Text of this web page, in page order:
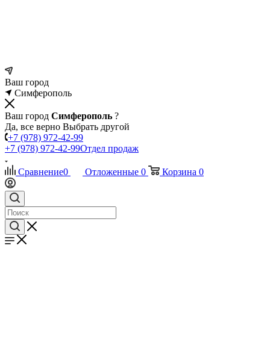
Ваш город
Симферополь
Ваш город Симферополь ?
Да, все верно Выбрать другой
+7 (978) 972-42-99
+7 (978) 972-42-99Отдел продаж
Сравнение0 Отложенные 0 Корзина 0